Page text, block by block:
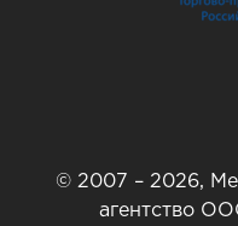
© 2007 – 2026,
агентство